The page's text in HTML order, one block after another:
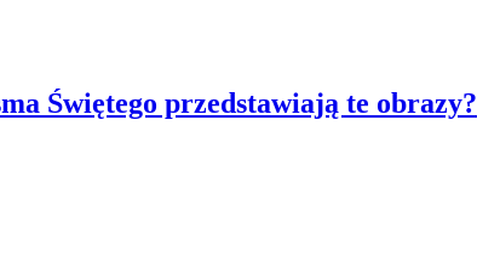
Świętego przedstawiają te obrazy?